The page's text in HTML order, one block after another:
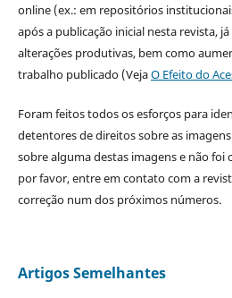
online (ex.: em repositórios
após a publicação inicial nesta revista,
alterações produtivas, bem como
trabalho publicado (VejaO Efeito do
Foram feitos todos os esforços para
detentores de direitos sobre as
sobre alguma destas imagens e não
por favor, entre em contato com a
correção num dos próximos números.
Artigos Semelhantes